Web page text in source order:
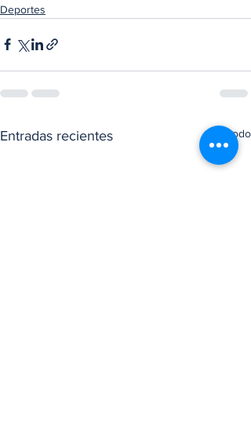
Deportes
Entradas recientes Ver todo